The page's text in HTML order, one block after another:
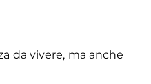
da vivere, ma anche